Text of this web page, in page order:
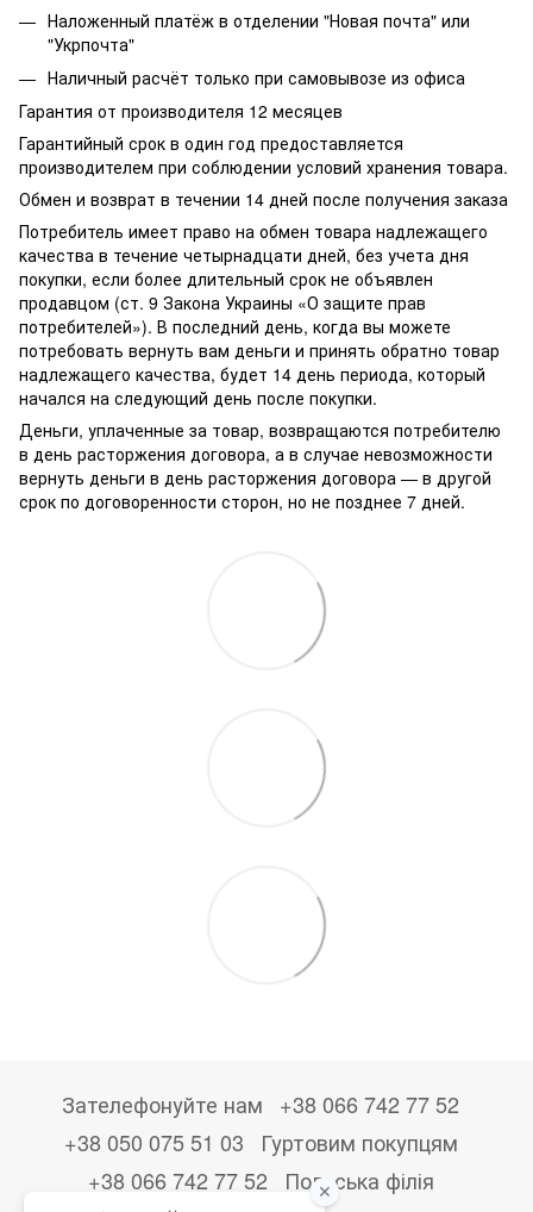
Наложенный платёж в отделении "Новая почта" или
"Укрпочта"
Наличный расчёт только при самовывозе из офиса
Гарантия от производителя 12 месяцев
Гарантийный срок в один год предоставляется
производителем при соблюдении условий хранения товара.
Обмен и возврат в течении 14 дней после получения заказа
Потребитель имеет право на обмен товара надлежащего
качества в течение четырнадцати дней, без учета дня
покупки, если более длительный срок не объявлен
продавцом (ст. 9 Закона Украины «О защите прав
потребителей»). В последний день, когда вы можете
потребовать вернуть вам деньги и принять обратно товар
надлежащего качества, будет 14 день периода, который
начался на следующий день после покупки.
Деньги, уплаченные за товар, возвращаются потребителю
в день расторжения договора, а в случае невозможности
вернуть деньги в день расторжения договора — в другой
срок по договоренности сторон, но не позднее 7 дней.
Зателефонуйте нам
+38 066 742 77 52
+38 050 075 51 03
Гуртовим покупцям
+38 066 742 77 52
Польська філія